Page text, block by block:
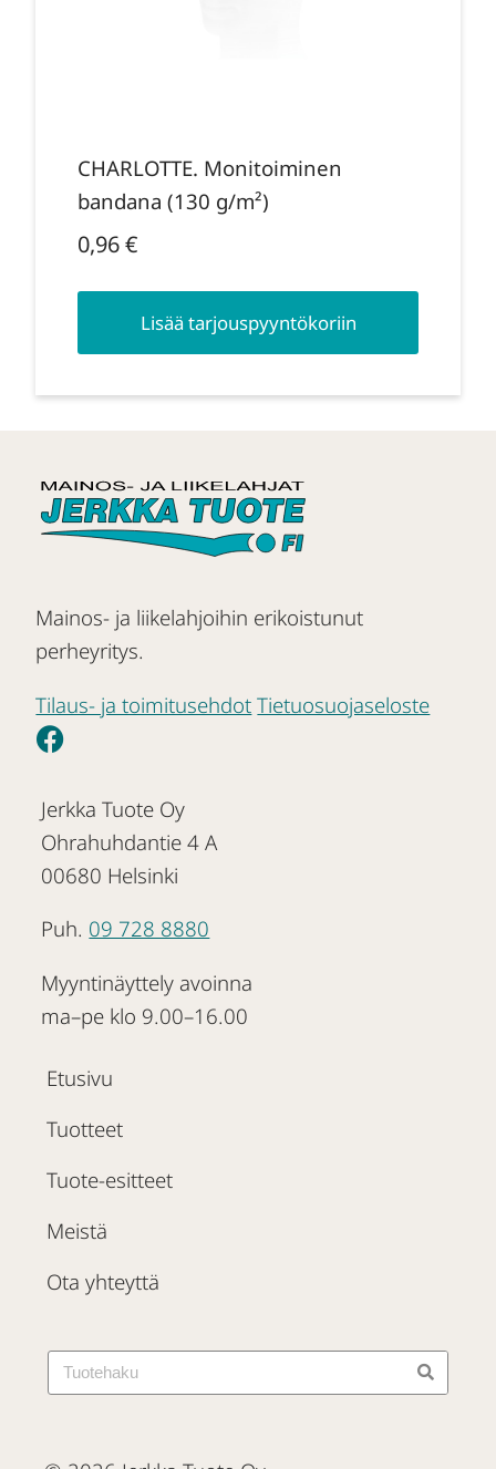
CHARLOTTE. Monitoiminen
bandana (130 g/m²)
0,96€
Lisää tarjouspyyntökoriin
Mainos- ja liikelahjoihin erikoistunut
perheyritys.
Tilaus- ja toimitusehdot Tietuosuojaseloste
Jerkka Tuote Oy
Ohrahuhdantie 4 A
00680 Helsinki
Puh. 09 728 8880
Myyntinäyttely avoinna
ma–pe klo 9.00–16.00
Etusivu
Tuotteet
Tuote-esitteet
Meistä
Ota yhteyttä